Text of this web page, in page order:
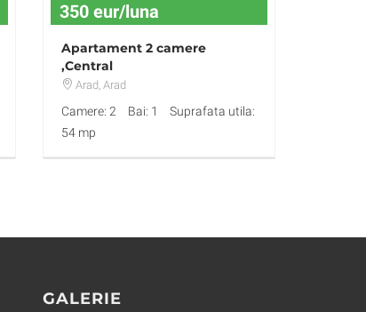
350 eur/luna
Apartament 2 camere
,Central
Arad, Arad
Camere: 2 Bai: 1
Suprafata utila:
54 mp
GALERIE